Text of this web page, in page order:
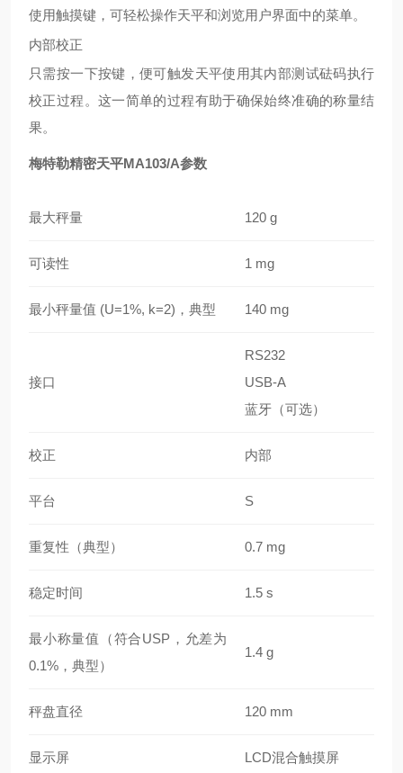
使用触摸键，可轻松操作天平和浏览用户界面中的菜单。
内部校正
只需按一下按键，便可触发天平使用其内部测试砝码执行
校正过程。这一简单的过程有助于确保始终准确的称量结
果。
梅特勒精密天平MA103/A参数
最大秤量 120 g
可读性 1 mg
最小秤量值 (U=1%, k=2)，典型 140 mg
接口
RS232
USB-A
蓝牙（可选）
校正 内部
平台 S
重复性（典型） 0.7 mg
稳定时间 1.5 s
最小称量值（符合USP，允差为
0.1%，典型）
1.4 g
秤盘直径 120 mm
显示屏 LCD混合触摸屏